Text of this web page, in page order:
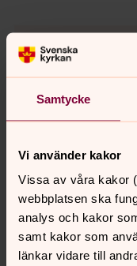
Samtycke
Vi använder kakor
Vissa av våra kakor
webbplatsen ska
analys och kakor
samt kakor som
länkar vidare till